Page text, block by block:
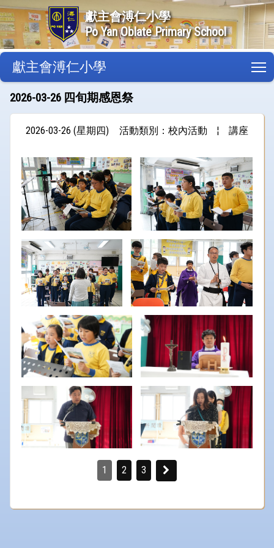
獻主會溥仁小學
Po Yan Oblate Primary School
獻主會溥仁小學
2026-03-26 四旬期感恩祭
2026-03-26 (星期四) 活動類別：校內活動 ¦ 講座
1 2 3